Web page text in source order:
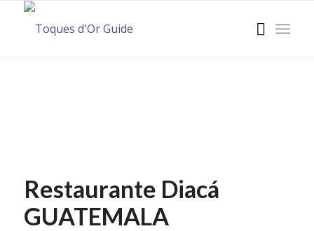
Restaurante Diacá
GUATEMALA